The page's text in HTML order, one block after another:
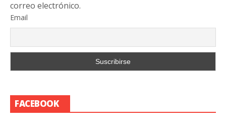
correo electrónico.
Email
FACEBOOK